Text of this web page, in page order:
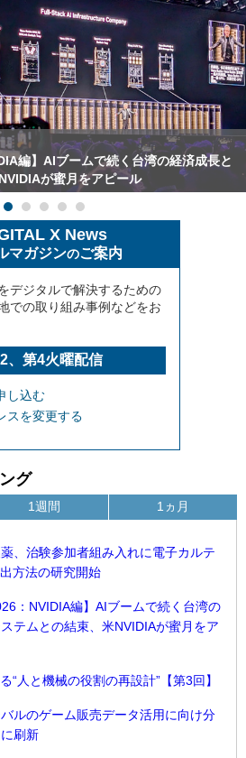
編】AIブームで続く台湾の経済成長と
が蜜月をアピール
X News
マガジンのご案内
デジタルで解決するための
での取り組み事例などをお
、第4火曜配信
し込む
スを変更する
グ
、治験参加者組み入れに電子カルテ
方法の研究開始
：NVIDIA編】AIブームで続く台湾の
テムとの結束、米NVIDIAが蜜月をア
“人と機械の役割の再設計”【第3回】
ルのゲーム販売データ活用に向け分
刷新
1週間 1ヵ月